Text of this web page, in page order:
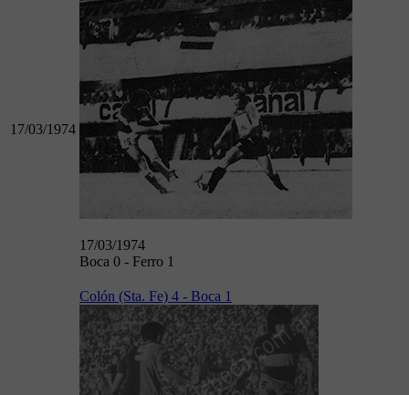
17/03/1974
17/03/1974
Boca 0 - Ferro 1
Colón (Sta. Fe) 4 - Boca 1